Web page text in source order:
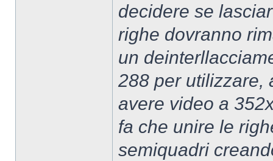
decidere se
righe dovranno
un
288 per utilizzare,
avere video a
fa che unire le
semiquadri